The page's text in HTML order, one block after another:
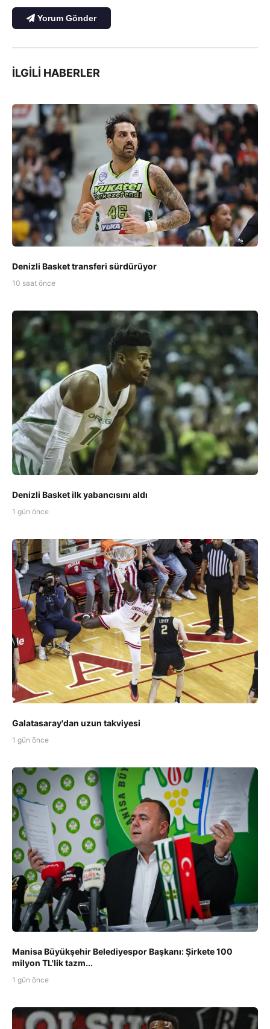
Yorum Gönder
İLGILI HABERLER
Denizli Basket transferi sürdürüyor
10 saat önce
Denizli Basket ilk yabancısını aldı
1 gün önce
Galatasaray'dan uzun takviyesi
1 gün önce
Manisa Büyükşehir Belediyespor Başkanı: Şirkete 100
milyon TL'lik tazm...
1 gün önce